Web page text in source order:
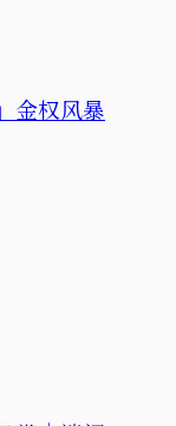
金权风暴